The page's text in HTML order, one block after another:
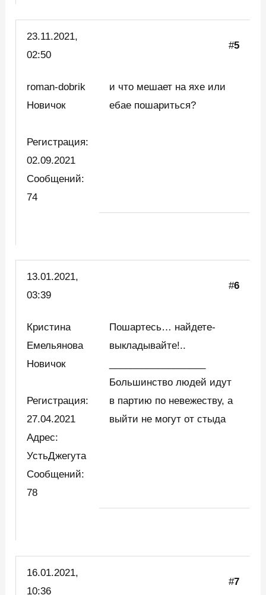
23.11.2021,
02:50
#5
roman-dobrik
Новичок
Регистрация:
02.09.2021
Сообщений:
74
и что мешает на яхе или
ебае пошариться?
13.01.2021,
03:39
#6
Кристина
Емельянова
Новичок
Регистрация:
27.04.2021
Адрес:
УстьДжегута
Сообщений:
78
Пошартесь… найдете-
выкладывайте!..
Большинство людей идут
в партию по невежеству, а
выйти не могут от стыда
16.01.2021,
10:36
#7